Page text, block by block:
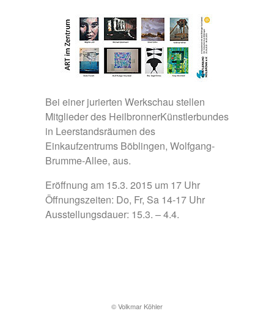
Bei einer jurierten Werkschau stellen
Mitglieder des HeilbronnerKünstlerbundes
in Leerstandsräumen des
Einkaufzentrums Böblingen, Wolfgang-
Brumme-Allee, aus.
Eröffnung am 15.3. 2015 um 17 Uhr
Öffnungszeiten: Do, Fr, Sa 14-17 Uhr
Ausstellungsdauer: 15.3. – 4.4.
© Volkmar Köhler